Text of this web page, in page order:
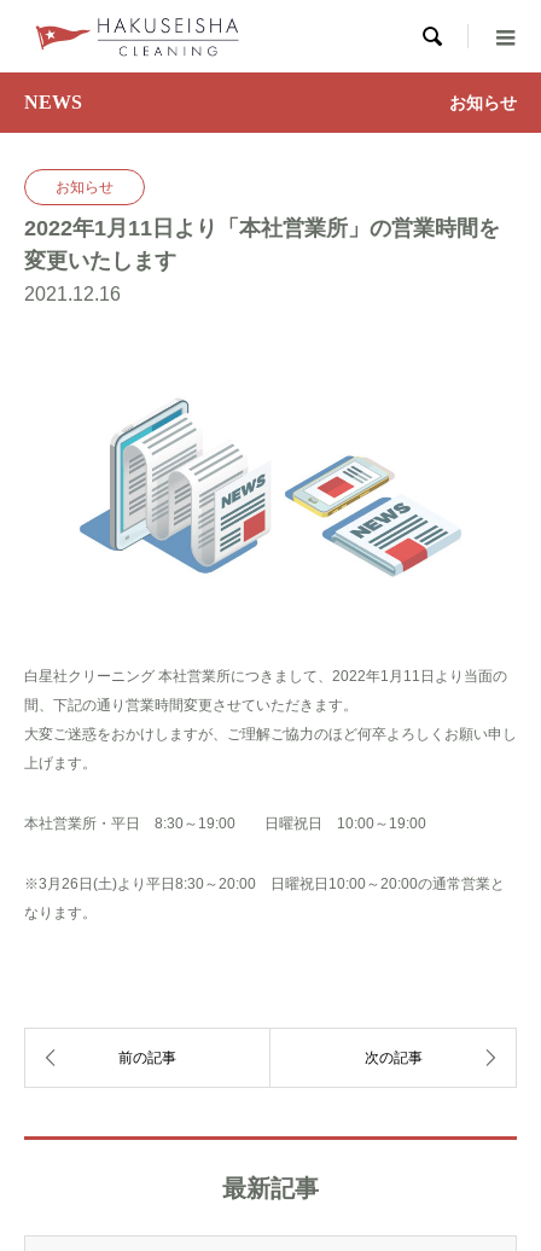

NEWS お知らせ
お知らせ
2022年1月11日より「本社営業所」の営業時間を
変更いたします
2021.12.16
白星社クリーニング 本社営業所につきまして、2022年1月11日より当面の
間、下記の通り営業時間変更させていただきます。
大変ご迷惑をおかけしますが、ご理解ご協力のほど何卒よろしくお願い申し
上げます。
本社営業所・平日 8:30～19:00 日曜祝日 10:00～19:00
※3月26日(土)より平日8:30～20:00 日曜祝日10:00～20:00の通常営業と
なります。
最新記事